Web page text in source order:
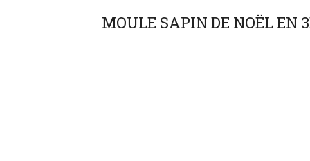
MOULE SAPIN DE NOËL EN